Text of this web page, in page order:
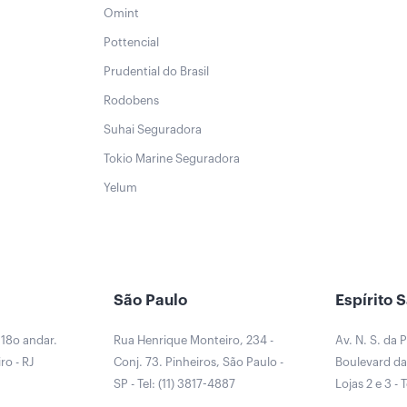
Omint
Pottencial
Prudential do Brasil
Rodobens
Suhai Seguradora
Tokio Marine Seguradora
Yelum
andar.
- RJ
São Paulo
Rua Henrique Monteiro, 234 -
Conj. 73. Pinheiros, São Paulo -
SP - Tel: (11) 3817-4887
Espírito
Av. N. S. da
Boulevard
Lojas 2 e 3 -